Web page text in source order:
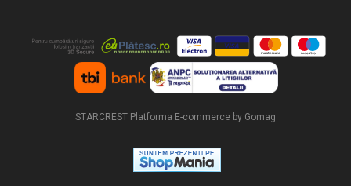
STARCREST Platforma E-commerce by Gomag